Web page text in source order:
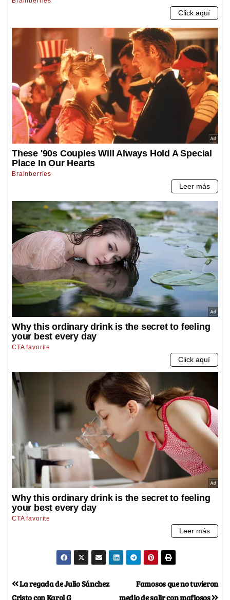
Famosos que no tuvieron
medio de salir con mafiosos
La regada de Julio Sánchez
Cristo con Karol G